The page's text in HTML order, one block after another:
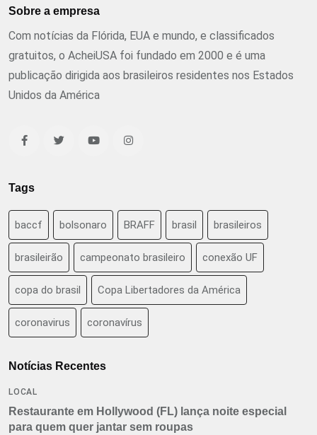
Sobre a empresa
Com notícias da Flórida, EUA e mundo, e classificados
gratuitos, o AcheiUSA foi fundado em 2000 e é uma
publicação dirigida aos brasileiros residentes nos Estados
Unidos da América
Tags
baccf bolsonaro BRAFF brasil brasileiros
brasileirão campeonato brasileiro conexão UF
copa do brasil Copa Libertadores da América
coronavirus coronavírus
Notícias Recentes
LOCAL
Restaurante em Hollywood (FL) lança noite especial
para quem quer jantar sem roupas